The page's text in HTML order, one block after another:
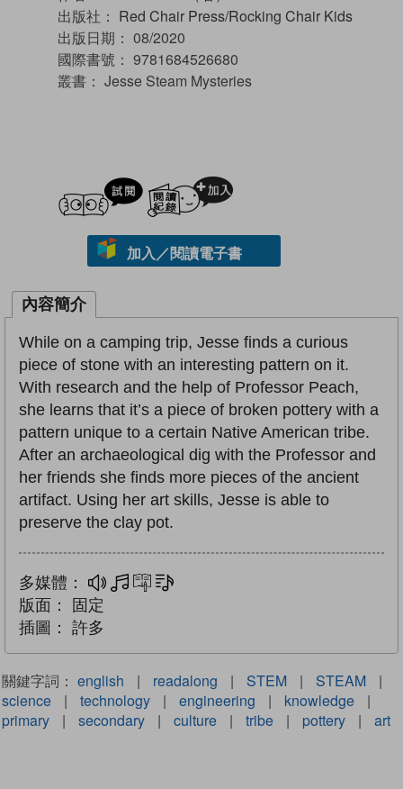
出版社： Red Chair Press/Rocking Chair Kids
出版日期： 08/2020
國際書號： 9781684526680
叢書： Jesse Steam Mysteries
試閲
加入／閱讀電子書
內容簡介
While on a camping trip, Jesse finds a curious
piece of stone with an interesting pattern on it.
With research and the help of Professor Peach,
she learns that it’s a piece of broken pottery with a
pattern unique to a certain Native American tribe.
After an archaeological dig with the Professor and
her friends she finds more pieces of the ancient
artifact. Using her art skills, Jesse is able to
preserve the clay pot.
多媒體： 多媒體互動練習
版面：
固定
插圖：
許多
關鍵字詞： english | readalong | STEM | STEAM
|
science
| technology | engineering | knowledge
|
primary
| secondary | culture | tribe | pottery | art